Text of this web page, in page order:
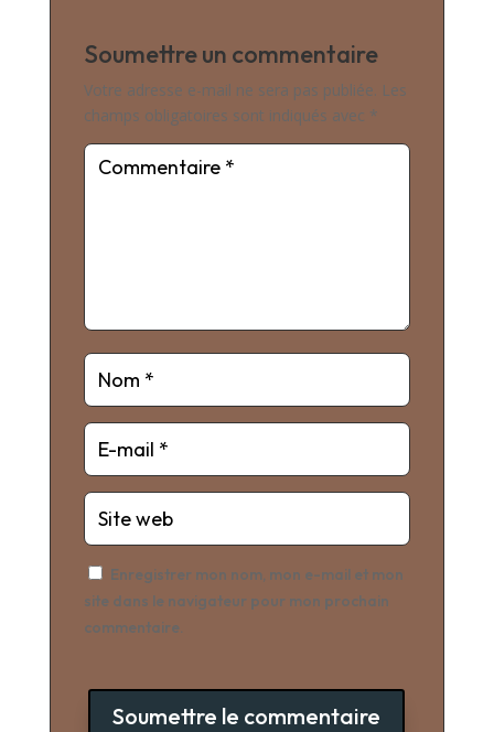
Soumettre un commentaire
Votre adresse e-mail ne sera pas publiée. Les
champs obligatoires sont indiqués avec *
Enregistrer mon nom, mon e-mail et mon
site dans le navigateur pour mon prochain
commentaire.
Soumettre le commentaire